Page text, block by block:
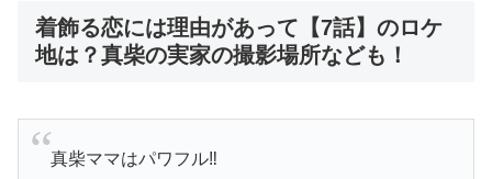
着飾る恋には理由があって【7話】のロケ
地は？真柴の実家の撮影場所なども！
真柴ママはパワフル‼️